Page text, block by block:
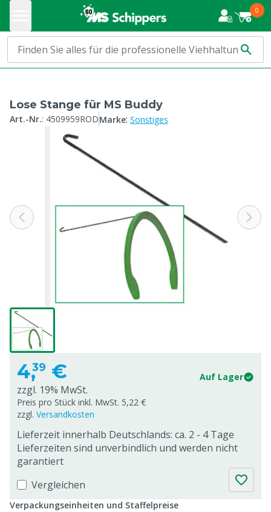
0
Lose Stange für MS Buddy
Art.-Nr.: 4509959RODMarke: Sonstiges
4,39 € Auf Lager
zzgl. 19% MwSt.
Preis pro Stück inkl. MwSt. 5,22 €
zzgl. Versandkosten
Lieferzeit innerhalb Deutschlands: ca. 2 - 4 Tage
Lieferzeiten sind unverbindlich und werden nicht
garantiert
Vergleichen
Verpackungseinheiten und Staffelpreise